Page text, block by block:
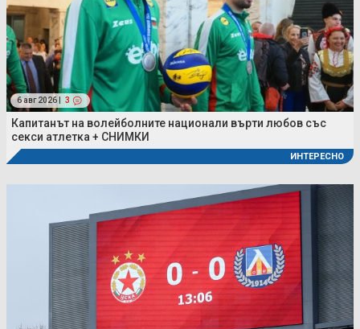
6 авг 2026 | 3
Капитанът на волейболните национали върти любов със
секси атлетка + СНИМКИ
ИНТЕРЕСНО